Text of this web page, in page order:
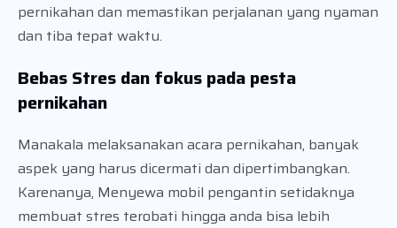
pernikahan dan memastikan perjalanan yang nyaman
dan tiba tepat waktu.
Bebas Stres dan fokus pada pesta
pernikahan
Manakala melaksanakan acara pernikahan, banyak
aspek yang harus dicermati dan dipertimbangkan.
Karenanya, Menyewa mobil pengantin setidaknya
membuat stres terobati hingga anda bisa lebih